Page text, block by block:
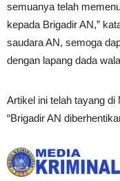
semuanya telah
kepada Brigadir AN,”
saudara AN, semoga
dengan lapang dada
Artikel ini telah tayang
“Brigadir AN